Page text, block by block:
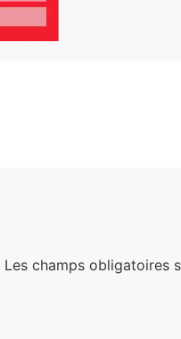
Les champs obligatoires